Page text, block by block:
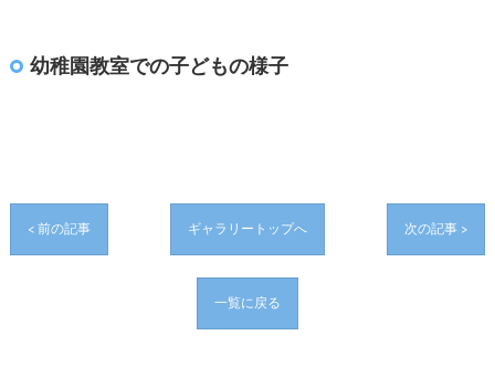
幼稚園教室での子どもの様子
< 前の記事 ギャラリートップへ 次の記事 >
一覧に戻る